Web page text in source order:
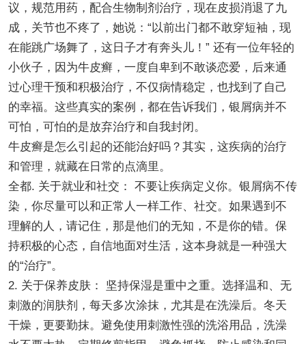
议，规范用药，配合生物制剂治疗，现在皮损消退了九
成，关节也不疼了，她说：“以前出门都不敢穿短袖，现
在能跳广场舞了，这日子才有奔头儿！” 还有一位年轻的
小伙子，因为牛皮癣，一度自卑到不敢谈恋爱，后来通
过心理干预和积极治疗，不仅病情稳定，也找到了自己
的幸福。这些真实的案例，都在告诉我们，银屑病并不
可怕，可怕的是放弃治疗和自我封闭。
牛皮癣是怎么引起的还能治好吗？其实，这疾病的治疗
和管理，就藏在日常的点滴里。
全都. 关于就业和社交： 不要让疾病定义你。银屑病不传
染，你尽量可以和正常人一样工作、社交。如果遇到不
理解的人，请记住，那是他们的无知，不是你的错。保
持积极的心态，自信地面对生活，这本身就是一种强大
的“治疗”。
2. 关于保养皮肤： 坚持保湿是重中之重。选择温和、无
刺激的润肤剂，每天多次涂抹，尤其是在洗澡后。冬天
干燥，更要勤抹。避免使用刺激性强的洗浴用品，洗澡